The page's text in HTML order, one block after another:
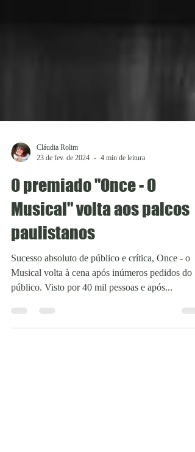
23 de fev. de 2024
4 min de leitura
O premiado "Once - O
Musical" volta aos palcos
paulistanos
Sucesso absoluto de público e crítica, Once - o
público. Visto por 40 mil pessoas e após...